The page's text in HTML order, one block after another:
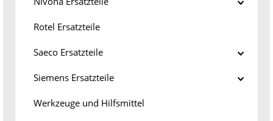
Rotel Ersatzteile
Saeco Ersatzteile
Siemens Ersatzteile
Werkzeuge und Hilfsmittel